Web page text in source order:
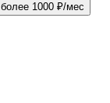
более 1000 ₽/мес